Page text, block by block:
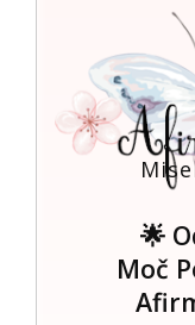
🌟
Moč